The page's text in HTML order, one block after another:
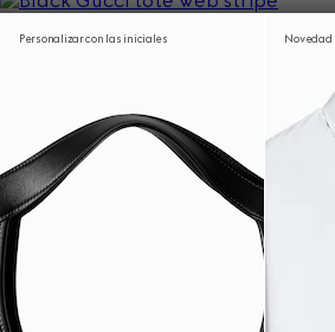
Personalizar con las iniciales Novedad